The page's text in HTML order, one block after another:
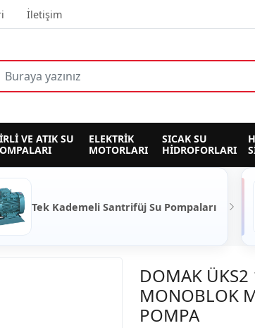
İletişim
VE ATIK SU
ELEKTRİK
MOTORLARI
SICAK SU
HİDROFORLARI
Tek Kademeli Santrifüj Su Pompaları
DOMAK
MONOBLOK
POMPA